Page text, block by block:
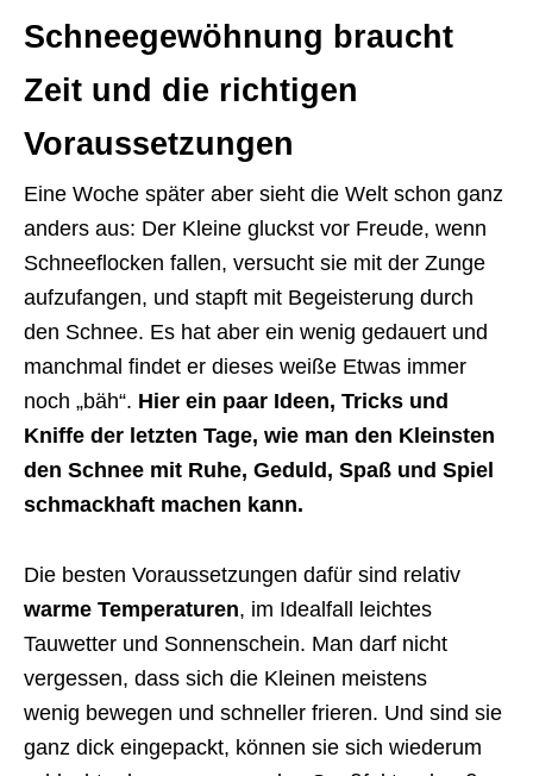
Schneegewöhnung braucht
Zeit und die richtigen
Voraussetzungen
Eine Woche später aber sieht die Welt schon ganz
anders aus: Der Kleine gluckst vor Freude, wenn
Schneeflocken fallen, versucht sie mit der Zunge
aufzufangen, und stapft mit Begeisterung durch
den Schnee. Es hat aber ein wenig gedauert und
manchmal findet er dieses weiße Etwas immer
noch „bäh“. Hier ein paar Ideen, Tricks und
Kniffe der letzten Tage, wie man den Kleinsten
den Schnee mit Ruhe, Geduld, Spaß und Spiel
schmackhaft machen kann.
Die besten Voraussetzungen dafür sind relativ
warme Temperaturen, im Idealfall leichtes
Tauwetter und Sonnenschein. Man darf nicht
vergessen, dass sich die Kleinen meistens
wenig bewegen und schneller frieren. Und sind sie
ganz dick eingepackt, können sie sich wiederum